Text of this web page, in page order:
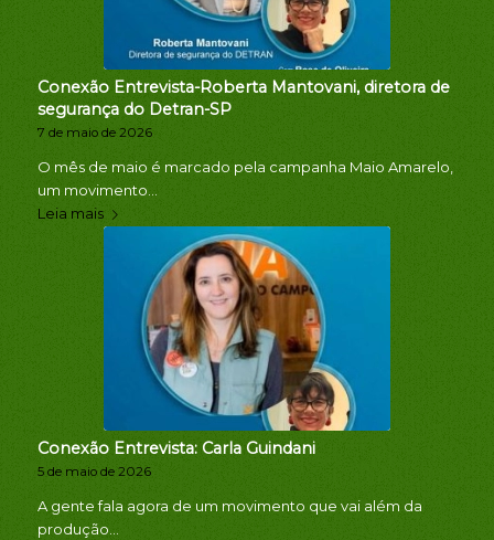
Conexão Entrevista-Roberta Mantovani, diretora de
segurança do Detran-SP
7 de maio de 2026
O mês de maio é marcado pela campanha Maio Amarelo,
um movimento…
Leia mais
Conexão Entrevista: Carla Guindani
5 de maio de 2026
A gente fala agora de um movimento que vai além da
produção…